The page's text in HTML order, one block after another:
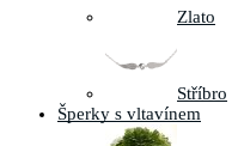
Zlato
Stříbro
Šperky s vltavínem